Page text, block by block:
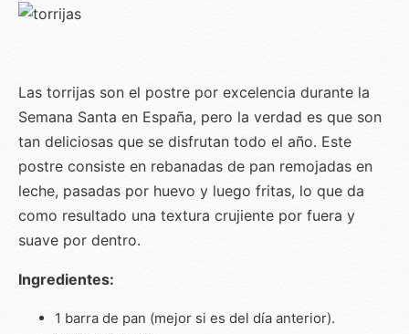
Las torrijas son el postre por excelencia durante la
Semana Santa en España, pero la verdad es que son
tan deliciosas que se disfrutan todo el año. Este
postre consiste en rebanadas de pan remojadas en
leche, pasadas por huevo y luego fritas, lo que da
como resultado una textura crujiente por fuera y
suave por dentro.
Ingredientes:
1 barra de pan (mejor si es del día anterior).